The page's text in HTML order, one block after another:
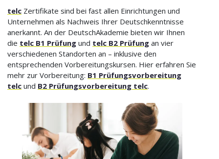
telc Zertifikate sind bei fast allen Einrichtungen und
Unternehmen als Nachweis Ihrer Deutschkenntnisse
anerkannt. An der DeutschAkademie bieten wir Ihnen
die telc B1 Prüfung und telc B2 Prüfung an vier
verschiedenen Standorten an – inklusive den
entsprechenden Vorbereitungskursen. Hier erfahren Sie
mehr zur Vorbereitung: B1 Prüfungsvorbereitung
telc und B2 Prüfungsvorbereitung telc.